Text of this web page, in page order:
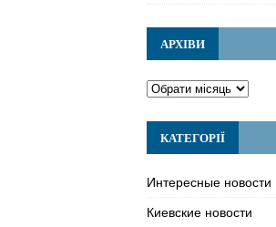
АРХІВИ
КАТЕГОРІЇ
Интересные новости
Киевские новости